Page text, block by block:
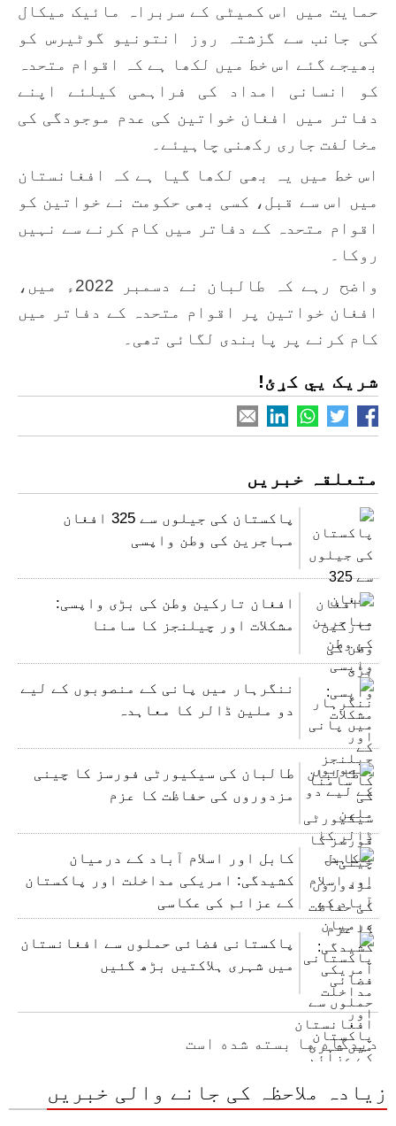
حمایت میں اس کمیٹی کے سربراہ مائیک میکال
کی جانب سے گزشتہ روز انتونیو گوٹیرس کو
بھیجے گئے اس خط میں لکھا ہے کہ اقوام متحدہ
کو انسانی امداد کی فراہمی کیلئے اپنے
دفاتر میں افغان خواتین کی عدم موجودگی کی
مخالفت جاری رکھنی چاہیئے۔
اس خط میں یہ بھی لکھا گیا ہے کہ افغانستان
میں اس سے قبل، کسی بھی حکومت نے خواتین کو
اقوام متحدہ کے دفاتر میں کام کرنے سے نہیں
روکا۔
واضح رہے کہ طالبان نے دسمبر 2022ء میں،
افغان خواتین پر اقوام متحدہ کے دفاتر میں
کام کرنے پر پابندی لگائی تھی۔
شریک یي کړئ!
متعلقہ خبریں
پاکستان کی جیلوں سے 325 افغان
مہاجرین کی وطن واپسی
افغان تارکین وطن کی بڑی واپسی:
مشکلات اور چیلنجز کا سامنا
ننگرہار میں پانی کے منصوبوں کے لیے
دو ملین ڈالر کا معاہدہ
طالبان کی سیکیورٹی فورسز کا چینی
مزدوروں کی حفاظت کا عزم
کابل اور اسلام آباد کے درمیان
کشیدگی: امریکی مداخلت اور پاکستان
کے عزائم کی عکاسی
پاکستانی فضائی حملوں سے افغانستان
میں شہری ہلاکتیں بڑھ گئیں
دیدگاه ها بسته شده است
زیادہ ملاحظہ کی جانے والی خبریں